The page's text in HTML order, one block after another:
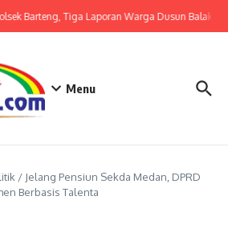
Barteng, Tiga Laporan Warga Dusun Balaka
Menu
/ Jelang Pensiun Sekda Medan, DPRD
Berbasis Talenta